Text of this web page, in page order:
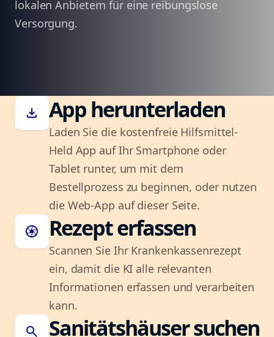
lokalen Anbietern für eine reibungslose
Versorgung.
download App herunterladen
Laden Sie die kostenfreie Hilfsmittel-
Held App auf Ihr Smartphone oder
Tablet runter, um mit dem
Bestellprozess zu beginnen, oder nutzen
die Web-App auf dieser Seite.
camera Rezept erfassen
Scannen Sie Ihr Krankenkassenrezept
ein, damit die KI alle relevanten
Informationen erfassen und verarbeiten
kann.
search Sanitätshäuser suchen